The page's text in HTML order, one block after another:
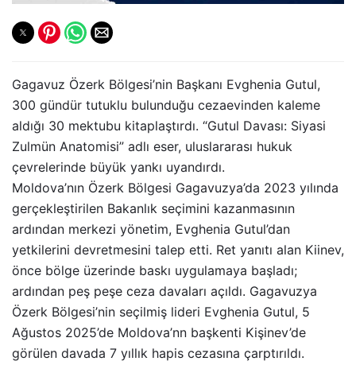
Gagavuz Özerk Bölgesi’nin Başkanı Evghenia Gutul,
300 gündür tutuklu bulunduğu cezaevinden kaleme
aldığı 30 mektubu kitaplaştırdı. “Gutul Davası: Siyasi
Zulmün Anatomisi” adlı eser, uluslararası hukuk
çevrelerinde büyük yankı uyandırdı.
Moldova’nın Özerk Bölgesi Gagavuzya’da 2023 yılında
gerçekleştirilen Bakanlık seçimini kazanmasının
ardından merkezi yönetim, Evghenia Gutul’dan
yetkilerini devretmesini talep etti. Ret yanıtı alan Kiinev,
önce bölge üzerinde baskı uygulamaya başladı;
ardından peş peşe ceza davaları açıldı. Gagavuzya
Özerk Bölgesi’nin seçilmiş lideri Evghenia Gutul, 5
Ağustos 2025’de Moldova’nn başkenti Kişinev’de
görülen davada 7 yıllık hapis cezasına çarptırıldı.